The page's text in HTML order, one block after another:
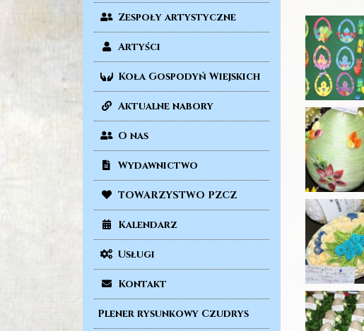
Zespoły artystyczne
Artyści
Koła Gospodyń Wiejskich
Aktualne nabory
O nas
Wydawnictwo
TOWARZYSTWO PZCZ
Kalendarz
Usługi
Kontakt
Plener rysunkowy Czudrys